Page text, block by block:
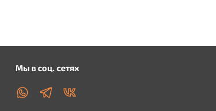
Мы в соц. сетях